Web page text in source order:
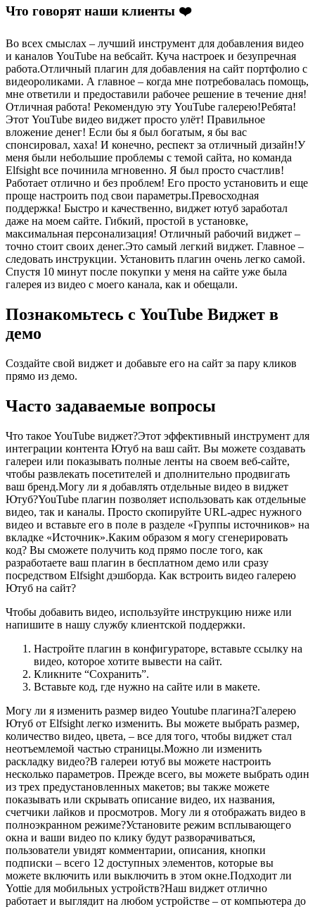
Что говорят наши клиенты ❤️
Во всех смыслах – лучший инструмент для добавления видео
и каналов YouTube на вебсайт. Куча настроек и безупречная
работа.Отличный плагин для добавления на сайт портфолио с
видеороликами. А главное – когда мне потребовалась помощь,
мне ответили и предоставили рабочее решение в течение дня!
Отличная работа! Рекомендую эту YouTube галерею!Ребята!
Этот YouTube видео виджет просто улёт! Правильное
вложение денег! Если бы я был богатым, я бы вас
спонсировал, хаха! И конечно, респект за отличный дизайн!У
меня были небольшие проблемы с темой сайта, но команда
Elfsight все починила мгновенно. Я был просто счастлив!
Работает отлично и без проблем! Его просто установить и еще
проще настроить под свои параметры.Превосходная
поддержка! Быстро и качественно, виджет ютуб заработал
даже на моем сайте. Гибкий, простой в установке,
максимальная персонализация! Отличный рабочий виджет –
точно стоит своих денег.Это самый легкий виджет. Главное –
следовать инструкции. Установить плагин очень легко самой.
Спустя 10 минут после покупки у меня на сайте уже была
галерея из видео с моего канала, как и обещали.
Познакомьтесь с YouTube Виджет в
демо
Создайте свой виджет и добавьте его на сайт за пару кликов
прямо из демо.
Часто задаваемые вопросы
Что такое YouTube виджет?Этот эффективный инструмент для
интеграции контента Ютуб на ваш сайт. Вы можете создавать
галереи или показывать полные ленты на своем веб-сайте,
чтобы развлекать посетителей и дполнительно продвигать
ваш бренд.Могу ли я добавлять отдельные видео в виджет
Ютуб?YouTube плагин позволяет использовать как отдельные
видео, так и каналы. Просто скопируйте URL-адрес нужного
видео и вставьте его в поле в разделе «Группы источников» на
вкладке «Источник».Каким образом я могу сгенерировать
код? Вы сможете получить код прямо после того, как
разработаете ваш плагин в бесплатном демо или сразу
посредством Elfsight дэшборда. Как встроить видео галерею
Ютуб на сайт?
Чтобы добавить видео, используйте инструкцию ниже или
напишите в нашу службу клиентской поддержки.
Настройте плагин в конфигураторе, вставьте ссылку на
видео, которое хотите вывести на сайт.
Кликните “Сохранить”.
Вставьте код, где нужно на сайте или в макете.
Могу ли я изменить размер видео Youtube плагина?Галерею
Ютуб от Elfsight легко изменить. Вы можете выбрать размер,
количество видео, цвета, – все для того, чтобы виджет стал
неотъемлемой частью страницы.Можно ли изменить
раскладку видео?В галереи ютуб вы можете настроить
несколько параметров. Прежде всего, вы можете выбрать один
из трех предустановленных макетов; вы также можете
показывать или скрывать описание видео, их названия,
счетчики лайков и просмотров. Могу ли я отображать видео в
полноэкранном режиме?Установите режим всплывающего
окна и ваши видео по клику будут разворачиваться,
пользователи увидят комментарии, описания, кнопки
подписки – всего 12 доступных элементов, которые вы
можете включить или выключить в этом окне.Подходит ли
Yottie для мобильных устройств?Наш виджет отлично
работает и выглядит на любом устройстве – от компьютера до